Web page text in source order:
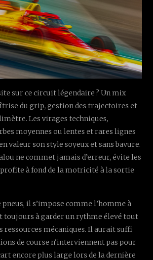
sur ce circuit légendaire ? Un mix
du grip, gestion des trajectoires et
Les virages techniques,
moyennes ou lentes et rares lignes
valeur son style soyeux et sans bavure.
ne commet jamais d’erreur, évite les
à fond de la motricité à la sortie
pneus, il s’impose comme l’homme à
toujours à garder un rythme élevé tout
ressources mécaniques. Il aurait suffi
de course n'interviennent pas pour
encore plus large lors de la dernière